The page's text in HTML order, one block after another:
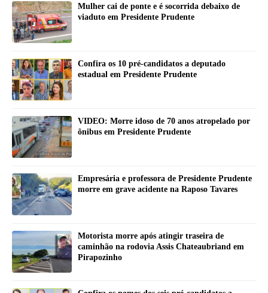
Mulher cai de ponte e é socorrida debaixo de
viaduto em Presidente Prudente
Confira os 10 pré-candidatos a deputado
estadual em Presidente Prudente
VIDEO: Morre idoso de 70 anos atropelado por
ônibus em Presidente Prudente
Empresária e professora de Presidente Prudente
morre em grave acidente na Raposo Tavares
Motorista morre após atingir traseira de
caminhão na rodovia Assis Chateaubriand em
Pirapozinho